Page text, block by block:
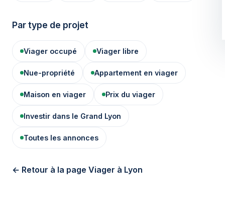
Par type de projet
Viager occupé Viager libre
Nue-propriété Appartement en viager
Maison en viager Prix du viager
Investir dans le Grand Lyon
Toutes les annonces
← Retour à la page Viager à Lyon